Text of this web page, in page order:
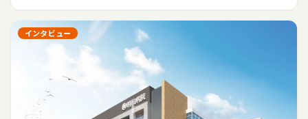
インタビュー